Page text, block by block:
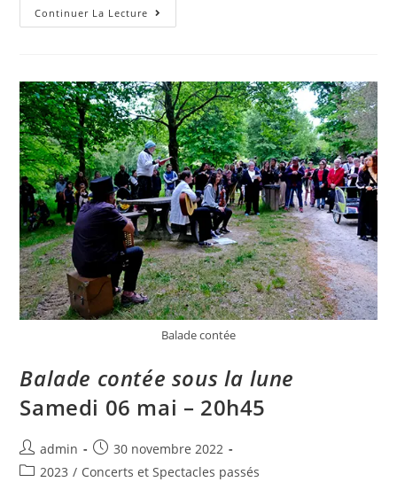
Continuer La Lecture
Balade contée
Balade contée sous la lune
Samedi 06 mai – 20h45
admin
30 novembre 2022
2023 / Concerts et Spectacles passés